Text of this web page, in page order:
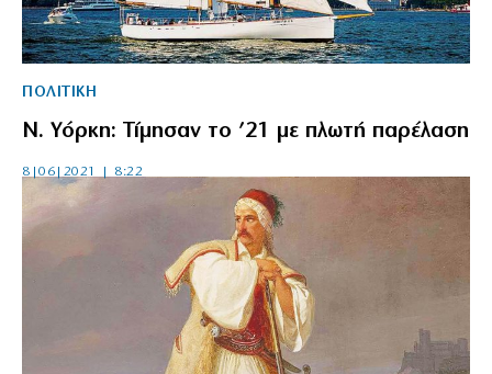
ΠΟΛΙΤΙΚΗ
Ν. Υόρκη: Τίμησαν το ’21 με πλωτή παρέλαση
8|06|2021 | 8:22